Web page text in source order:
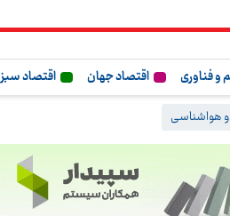
و فناوری اقتصاد جهان اقتصاد سبز
هواشناسی